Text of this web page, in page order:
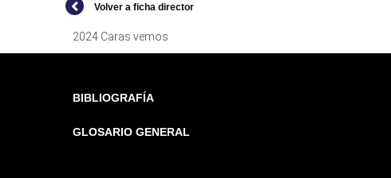
Volver a ficha director
2024 Caras vemos
BIBLIOGRAFÍA
GLOSARIO GENERAL